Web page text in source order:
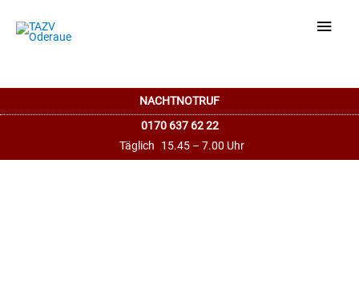
NACHTNOTRUF
0170 637 62 22
Täglich
15.45 – 7.00 Uhr